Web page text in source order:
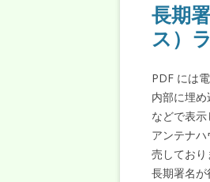
長期
ス）
PDF には
内部に埋
などで表示
アンテナ
売してお
長期署名が